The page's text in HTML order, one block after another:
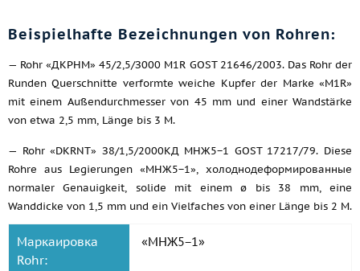
Beispielhafte Bezeichnungen von Rohren:
— Rohr «ДКРНМ» 45/2,5/З000 M1R GOST 21646/2003. Das Rohr der
Runden Querschnitte verformte weiche Kupfer der Marke «M1R»
mit einem Außendurchmesser von 45 mm und einer Wandstärke
von etwa 2,5 mm, Länge bis 3 M.
— Rohr «DKRNT» З8/1,5/2000КД МНЖ5−1 GOST 17217/79. Diese
Rohre aus Legierungen «МНЖ5−1», холоднодеформированные
normaler Genauigkeit, solide mit einem ø bis 38 mm, eine
Wanddicke von 1,5 mm und ein Vielfaches von einer Länge bis 2 M.
Маркаировка
Rohr:
«МНЖ5−1»